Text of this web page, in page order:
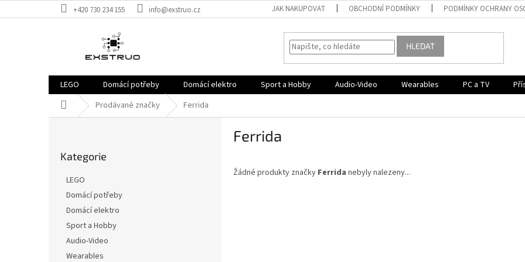
na
+420 730 234 155 info@exstruo.cz JAK NAKUPOVAT OBCHODNÍ PODMÍNKY PODMÍNKY OCHRANY
HLEDAT
LEGO Domácí potřeby Domácí elektro Sport a Hobby Audio-Video Wearables PC a TV
Domů Prodávané značky Ferrida
kategorie
Kategorie
LEGO
Domácí potřeby
Domácí elektro
Sport a Hobby
Audio-Video
Wearables
Ferrida
Žádné produkty značky Ferrida nebyly nalezeny...